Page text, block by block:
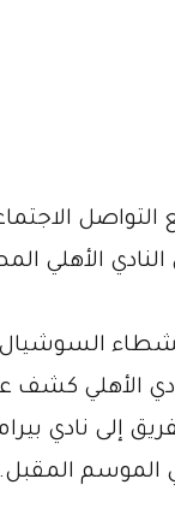
الأهلي
نشطاء
الأهلي
إلى نادي
الموسم المقبل.